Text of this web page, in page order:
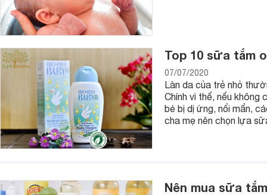
Top 10 sữa tắm
07/07/2020
Làn da của trẻ nhỏ
Chính vì thế, nếu
bé bị dị ứng, nổi mẩn,
cha mẹ nên chọn lựa
Nên mua sữa